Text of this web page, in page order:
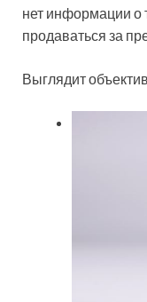
нет информации о
продаваться за
Выглядит